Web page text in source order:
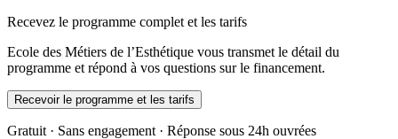
Recevez le programme complet et les tarifs
Ecole des Métiers de l’Esthétique vous transmet le détail du
programme et répond à vos questions sur le financement.
Recevoir le programme et les tarifs
Gratuit · Sans engagement · Réponse sous 24h ouvrées